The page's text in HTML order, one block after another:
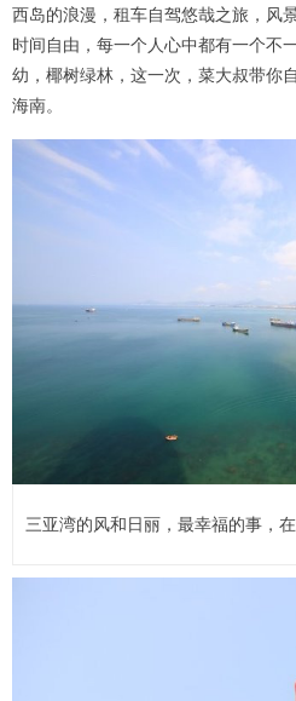
西岛的浪漫，租车自驾悠哉之旅，风
时间自由，每一个人心中都有一个不
幼，椰树绿林，这一次，菜大叔带你
海南。
三亚湾的风和日丽，最幸福的事，